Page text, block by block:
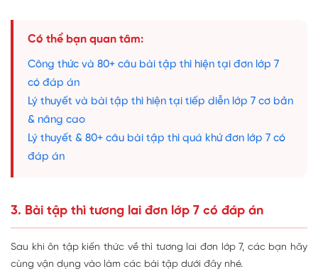
Có thể bạn quan tâm:
Công thức và 80+ câu bài tập thì hiện tại đơn lớp 7
có đáp án
Lý thuyết và bài tập thì hiện tại tiếp diễn lớp 7 cơ bản
& nâng cao
Lý thuyết & 80+ câu bài tập thì quá khứ đơn lớp 7 có
đáp án
3. Bài tập thì tương lai đơn lớp 7 có đáp án
Sau khi ôn tập kiến thức về thì tương lai đơn lớp 7, các bạn hãy
cùng vận dụng vào làm các bài tập dưới đây nhé.